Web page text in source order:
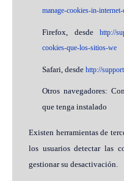
manage-cookies-in-
Firefox, desde http://
cookies-que-los-sitios-we
Safari, desde http://
Otros navegadores:
que tenga instalado
Existen herramientas de
los usuarios detectar las
gestionar su desactivación.